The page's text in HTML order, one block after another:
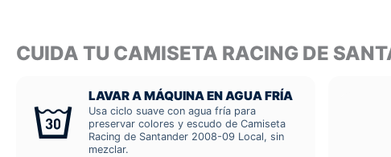
CUIDA TU CAMISETA RACING DE
LAVAR A MÁQUINA EN AGUA FRÍA
Usa ciclo suave con agua fría para
preservar colores y escudo de Camiseta
Racing de Santander 2008-09 Local, sin
mezclar.